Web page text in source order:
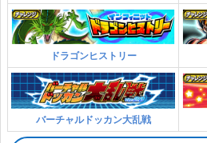
ドラゴンヒストリー
バーチャルドッカン大乱戦